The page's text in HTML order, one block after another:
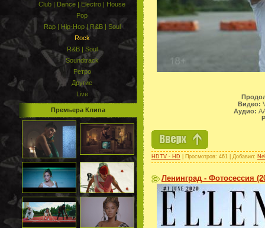
Club | Dance | Electro | House
Pop
Rap | Hip-Hop | R&B | Soul
Rock
R&B | Soul
Soundtrack
Ретро
Другие
Live
Премьера Клипа
Видео:
Аудио:
HDTV - HD | Просмотров: 461 | Добавил:
Ленинград - Фотосессия